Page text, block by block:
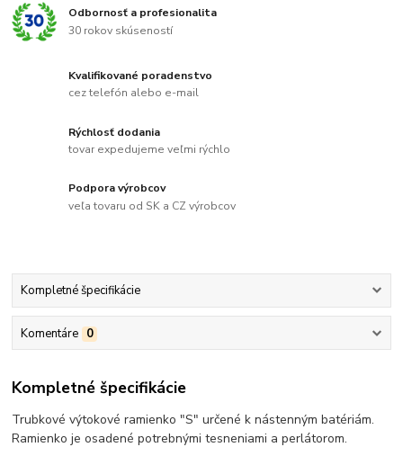
Odbornosť a profesionalita
30 rokov skúseností
Kvalifikované poradenstvo
cez telefón alebo e-mail
Rýchlosť dodania
tovar expedujeme veľmi rýchlo
Podpora výrobcov
veľa tovaru od SK a CZ výrobcov
Kompletné špecifikácie
Komentáre 0
Kompletné špecifikácie
Trubkové výtokové ramienko "S" určené k nástenným batériám.
Ramienko je osadené potrebnými tesneniami a perlátorom.